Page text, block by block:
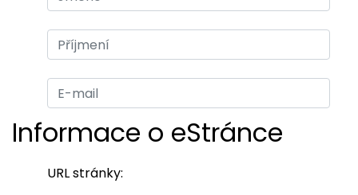
Informace o eStránce
URL stránky: